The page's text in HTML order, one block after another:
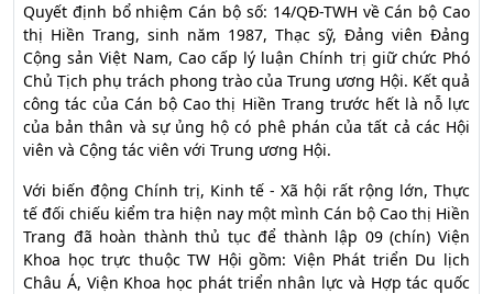
Quyết định bổ nhiệm Cán bộ số: 14/QĐ-TWH về Cán bộ Cao
thị Hiền Trang, sinh năm 1987, Thạc sỹ, Đảng viên Đảng
Cộng sản Việt Nam, Cao cấp lý luận Chính trị giữ chức Phó
Chủ Tịch phụ trách phong trào của Trung ương Hội. Kết quả
công tác của Cán bộ Cao thị Hiền Trang trước hết là nỗ lực
của bản thân và sự ủng hộ có phê phán của tất cả các Hội
viên và Cộng tác viên với Trung ương Hội.
Với biến động Chính trị, Kinh tế - Xã hội rất rộng lớn, Thực
tế đối chiếu kiểm tra hiện nay một mình Cán bộ Cao thị Hiền
Trang đã hoàn thành thủ tục để thành lập 09 (chín) Viện
Khoa học trực thuộc TW Hội gồm: Viện Phát triển Du lịch
Châu Á, Viện Khoa học phát triển nhân lực và Hợp tác quốc